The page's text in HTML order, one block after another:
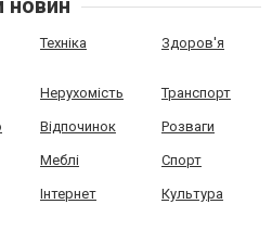
новин
Техніка Здоров'я
Нерухомість Транспорт
Відпочинок Розваги
Меблі Спорт
Інтернет Культура